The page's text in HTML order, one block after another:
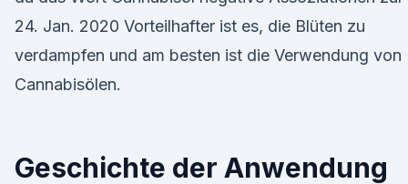
24. Jan. 2020 Vorteilhafter ist es, die Blüten zu
verdampfen und am besten ist die Verwendung von
Cannabisölen.
Geschichte der Anwendung